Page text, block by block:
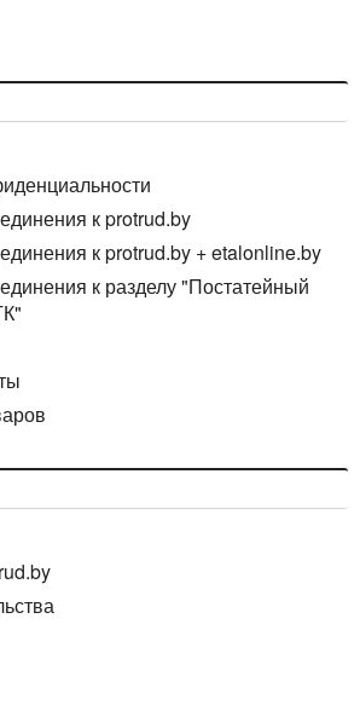
к protrud.by
к protrud.by + etalonline.by
к разделу "Постатейный